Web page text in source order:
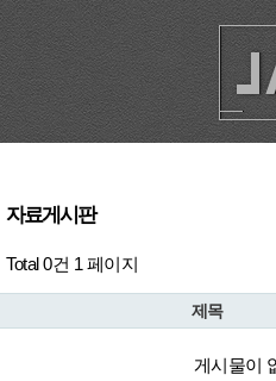
자료게시판
Total 0건 1 페이지
제목
게시물이